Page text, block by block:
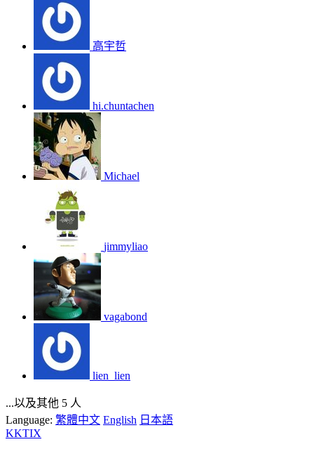
高宇哲
hi.chuntachen
Michael
jimmyliao
vagabond
lien_lien
...以及其他 5 人
Language: 繁體中文 English 日本語
KKTIX